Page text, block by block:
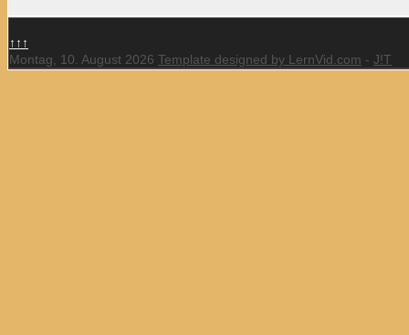
↑↑↑
Montag, 10. August 2026 Template designed by LernVid.com - J!T